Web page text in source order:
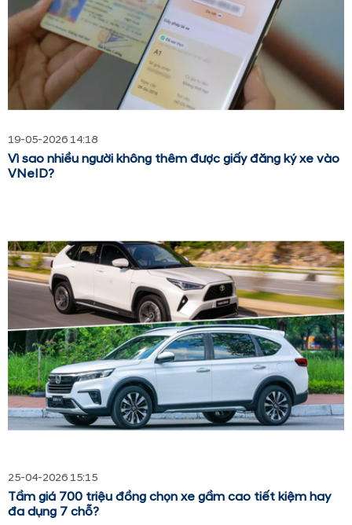
19-05-2026 14:18
Vì sao nhiều người không thêm được giấy đăng ký xe vào
VNeID?
25-04-2026 15:15
Tầm giá 700 triệu đồng chọn xe gầm cao tiết kiệm hay
đa dụng 7 chỗ?